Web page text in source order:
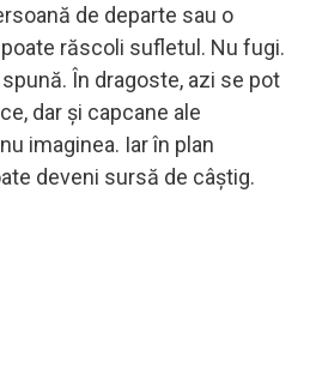
de departe sau o
răscoli sufletul. Nu fugi.
În dragoste, azi se pot
dar și capcane ale
imaginea. Iar în plan
deveni sursă de câștig.